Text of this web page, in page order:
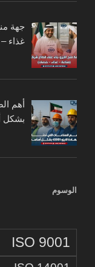
جهة
غذاء
بشكل
الوسوم
ISO 9001